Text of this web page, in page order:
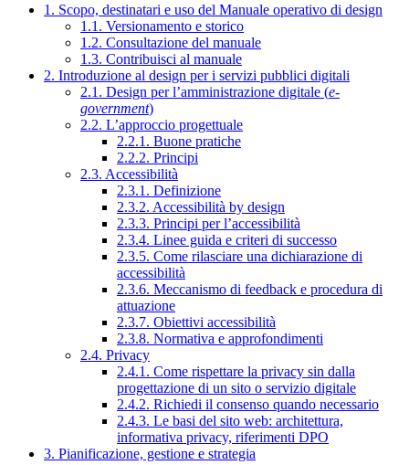
1. Scopo, destinatari e uso del Manuale operativo di design
1.1. Versionamento e storico
1.2. Consultazione del manuale
1.3. Contribuisci al manuale
2. Introduzione al design per i servizi pubblici digitali
2.1. Design per l’amministrazione digitale (e-
government)
2.2. L’approccio progettuale
2.2.1. Buone pratiche
2.2.2. Principi
2.3. Accessibilità
2.3.1. Definizione
2.3.2. Accessibilità by design
2.3.3. Principi per l’accessibilità
2.3.4. Linee guida e criteri di successo
2.3.5. Come rilasciare una dichiarazione di
accessibilità
2.3.6. Meccanismo di feedback e procedura di
attuazione
2.3.7. Obiettivi accessibilità
2.3.8. Normativa e approfondimenti
2.4. Privacy
2.4.1. Come rispettare la privacy sin dalla
progettazione di un sito o servizio digitale
2.4.2. Richiedi il consenso quando necessario
2.4.3. Le basi del sito web: architettura,
informativa privacy, riferimenti DPO
3. Pianificazione, gestione e strategia